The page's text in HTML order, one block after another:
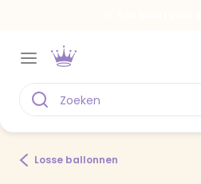
Losse ballonnen